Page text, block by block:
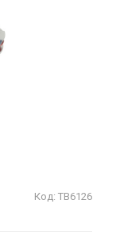
Код: ТВ6126